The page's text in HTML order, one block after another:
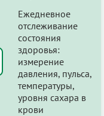
Ежедневное
отслеживание
состояния
здоровья:
измерение
давления, пульса,
температуры,
уровня сахара в
крови